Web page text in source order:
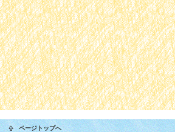
ページトップへ